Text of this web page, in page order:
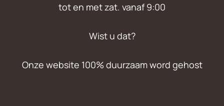
tot en met zat. vanaf 9:00
Wist u dat?
Onze website 100% duurzaam word gehost